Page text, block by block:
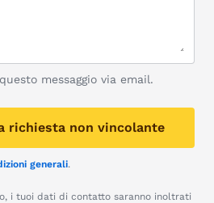
messaggio via email.
richiesta non vincolante
generali.
i tuoi dati di contatto saranno inoltrati